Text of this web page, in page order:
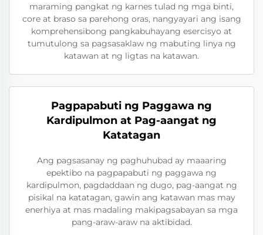
maraming pangkat ng karnes tulad ng mga binti,
core at braso sa parehong oras, nangyayari ang isang
komprehensibong pangkabuhayang esercisyo at
tumutulong sa pagsasaklaw ng mabuting linya ng
katawan at ng ligtas na katawan.
Pagpapabuti ng Paggawa ng
Kardipulmon at Pag-aangat ng
Katatagan
Ang pagsasanay ng paghuhubad ay maaaring
epektibo na pagpapabuti ng paggawa ng
kardipulmon, pagdaddaan ng dugo, pag-aangat ng
pisikal na katatagan, gawin ang katawan mas may
enerhiya at mas madaling makipagsabayan sa mga
pang-araw-araw na aktibidad.